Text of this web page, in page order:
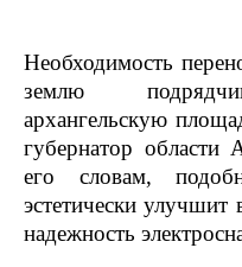
Необходимость
землю
архангельскую
губернатор области
его словам,
эстетически
надежность